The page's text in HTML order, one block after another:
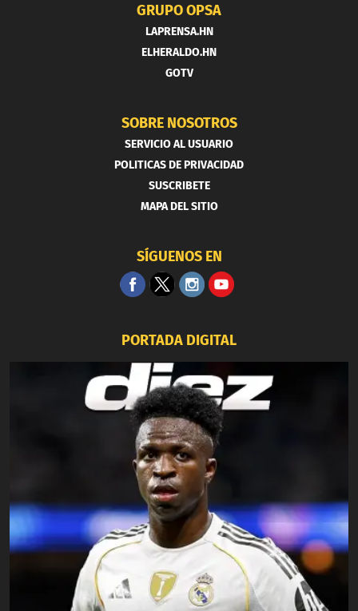
GRUPO OPSA
LAPRENSA.HN
ELHERALDO.HN
GOTV
SOBRE NOSOTROS
SERVICIO AL USUARIO
POLITICAS DE PRIVACIDAD
SUSCRIBETE
MAPA DEL SITIO
SÍGUENOS EN
PORTADA DIGITAL